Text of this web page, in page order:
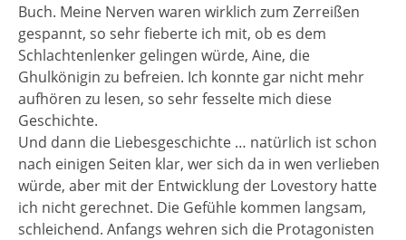
Buch. Meine Nerven waren wirklich zum Zerreißen
gespannt, so sehr fieberte ich mit, ob es dem
Schlachtenlenker gelingen würde, Aine, die
Ghulkönigin zu befreien. Ich konnte gar nicht mehr
aufhören zu lesen, so sehr fesselte mich diese
Geschichte.
Und dann die Liebesgeschichte … natürlich ist schon
nach einigen Seiten klar, wer sich da in wen verlieben
würde, aber mit der Entwicklung der Lovestory hatte
ich nicht gerechnet. Die Gefühle kommen langsam,
schleichend. Anfangs wehren sich die Protagonisten